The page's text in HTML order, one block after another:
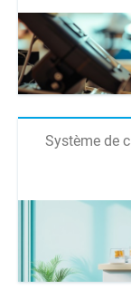
Système de